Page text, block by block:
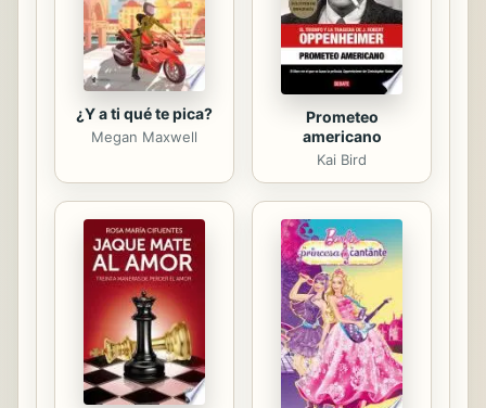
destacadas, tanto en el terreno
estrictamente filosófico, como en ...
¿Y a ti qué te pica?
Megan Maxwell
Prometeo
americano
Kai Bird